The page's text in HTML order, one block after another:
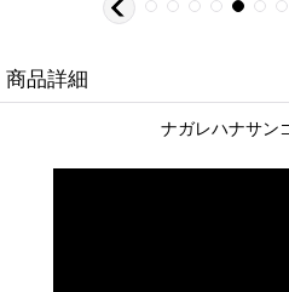
商品詳細
ナガレハナサン